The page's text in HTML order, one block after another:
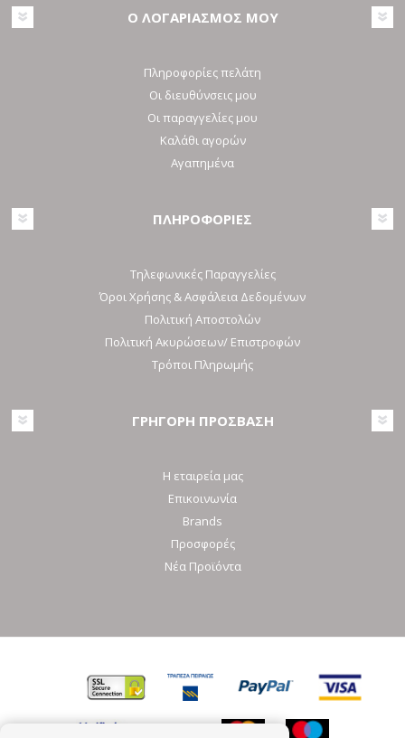
Ο ΛΟΓΑΡΙΑΣΜΟΣ ΜΟΥ
Πληροφορίες πελάτη
Οι διευθύνσεις μου
Οι παραγγελίες μου
Καλάθι αγορών
Αγαπημένα
ΠΛΗΡΟΦΟΡΙΕΣ
Τηλεφωνικές Παραγγελίες
Όροι Χρήσης & Ασφάλεια Δεδομένων
Πολιτική Αποστολών
Πολιτική Ακυρώσεων/ Επιστροφών
Τρόποι Πληρωμής
ΓΡΗΓΟΡΗ ΠΡΟΣΒΑΣΗ
Η εταιρεία μας
Επικοινωνία
Brands
Προσφορές
Νέα Προϊόντα